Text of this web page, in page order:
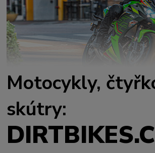
Motocykly,
skútry: